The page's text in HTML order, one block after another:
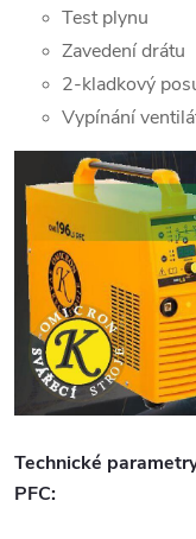
Test plynu
Zavedení drátu
2-kladkový
Vypínání
Technické
PFC: